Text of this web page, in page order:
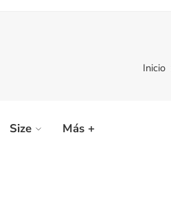
Inicio
Size Más +